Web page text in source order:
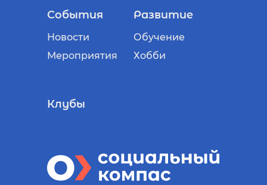
События
Новости
Мероприятия
Развитие
Обучение
Хобби
Клубы